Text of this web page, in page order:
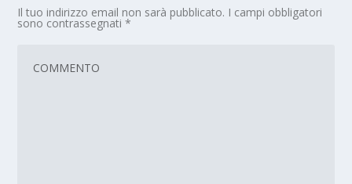
Il tuo indirizzo email non sarà pubblicato. I campi obbligatori
sono contrassegnati*